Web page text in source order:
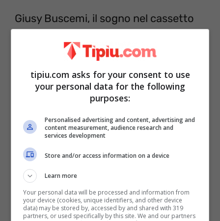
Giusy Buscemi, il sogno nel cassetto
tipiu.com asks for your consent to use
your personal data for the following
purposes:
Personalised advertising and content, advertising and
content measurement, audience research and
services development
Store and/or access information on a device
Learn more
Your personal data will be processed and information from
your device (cookies, unique identifiers, and other device
data) may be stored by, accessed by and shared with 319
partners, or used specifically by this site. We and our partners